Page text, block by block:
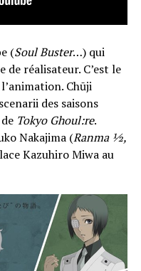
(Soul Buster…) qui
réalisateur. C’est le
Chūji
des saisons
Tokyo Ghoul:re.
Nakajima (Ranma ½,
Kazuhiro Miwa au